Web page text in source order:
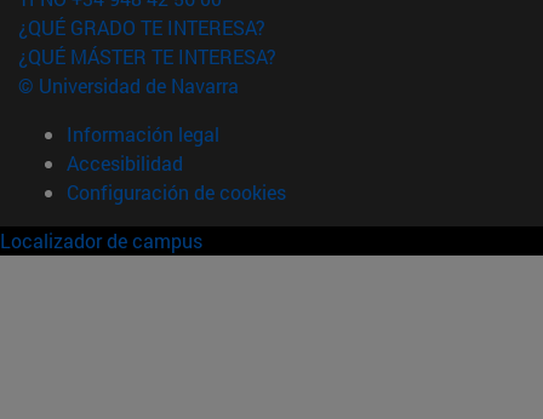
¿QUÉ GRADO TE INTERESA?
¿QUÉ MÁSTER TE INTERESA?
© Universidad de Navarra
Información legal
Accesibilidad
Configuración de cookies
Localizador de campus